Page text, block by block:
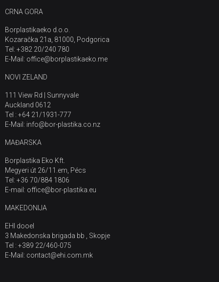
CRNA GORA
Borplastikaeko d.o.o.
Kozaračka 21a, 81000, Podgorica
Tel: +382 20/240 780
E-Mail: office@borplastikaeko.me
NOVI ZELAND
111 View Rd | Sunnyvale
Auckland 0612
Tel : +64 21/1931-777
E-Mail: info@bor-plastika.co.nz
MAĐARSKA
Borplastika Eko Kft.
Megyeri út 26/11.em, Pécs
Tel: +36 70/884 1806
E-mail: office@bor-plastika.eu
MAKEDONIJA
EHI dooel
3 Makedonska brigada bb , Skopje
Tel : +389 22/460-075
E-Mail: contact@ehi.com.mk